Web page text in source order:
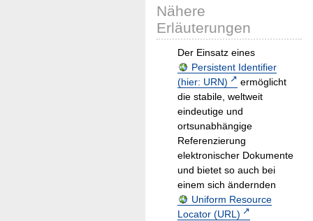
Nähere
Erläuterungen
Der Einsatz eines
Persistent Identifier
(hier: URN)
ermöglicht
die stabile, weltweit
eindeutige und
ortsunabhängige
Referenzierung
elektronischer Dokumente
und bietet so auch bei
einem sich ändernden
Uniform Resource
Locator (URL)